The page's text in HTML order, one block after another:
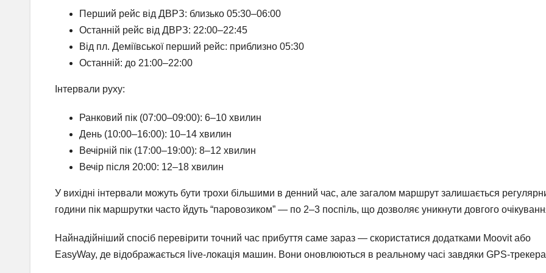
Перший рейс від ДВРЗ: близько 05:30–06:00
Останній рейс від ДВРЗ: 22:00–22:45
Від пл. Деміївської перший рейс: приблизно 05:30
Останній: до 21:00–22:00
Інтервали руху:
Ранковий пік (07:00–09:00): 6–10 хвилин
День (10:00–16:00): 10–14 хвилин
Вечірній пік (17:00–19:00): 8–12 хвилин
Вечір після 20:00: 12–18 хвилин
У вихідні інтервали можуть бути трохи більшими в денний час, але загалом маршрут залишається
години пік маршрутки часто йдуть “паровозиком” — по 2–3 поспіль, що дозволяє уникнути довгого
Найнадійніший спосіб перевірити точний час прибуття саме зараз — скористатися додатками Moovit або
EasyWay, де відображається live-локація машин. Вони оновлюються в реальному часі завдяки GPS-